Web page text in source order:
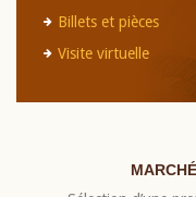
Billets et pièces
Visite virtuelle